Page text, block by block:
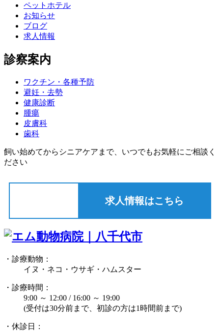
ペットホテル
お知らせ
ブログ
求人情報
診察案内
ワクチン・各種予防
避妊・去勢
健康診断
腫瘍
皮膚科
歯科
飼い始めてからシニアケアまで、いつでもお気軽にご相談く
ださい
求人情報はこちら
・診療動物：
イヌ・ネコ・ウサギ・ハムスター
・診療時間：
9:00 ～ 12:00 / 16:00 ～ 19:00
(受付は30分前まで、初診の方は1時間前まで)
・休診日：